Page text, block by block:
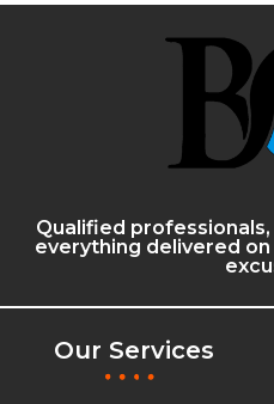
Qualified
everything delivered
Our Services